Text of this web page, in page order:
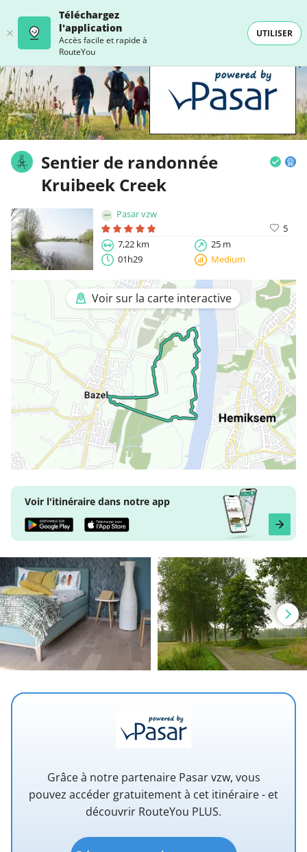
Téléchargez
l'application
Accès facile et rapide à
RouteYou
UTILISER
Sentier de randonnée
Kruibeek Creek
Pasar vzw
5
7,22 km
25 m
01h29
Medium
Voir sur la carte interactive
Voir l'itinéraire dans notre app
Grâce à notre partenaire Pasar vzw, vous
pouvez accéder gratuitement à cet itinéraire - et
découvrir RouteYou PLUS.